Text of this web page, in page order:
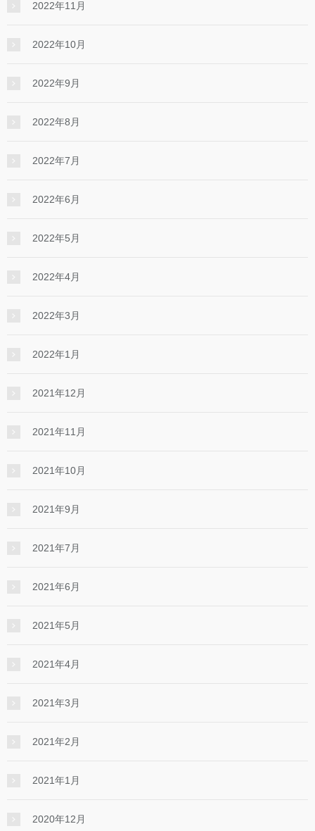
2022年11月
2022年10月
2022年9月
2022年8月
2022年7月
2022年6月
2022年5月
2022年4月
2022年3月
2022年1月
2021年12月
2021年11月
2021年10月
2021年9月
2021年7月
2021年6月
2021年5月
2021年4月
2021年3月
2021年2月
2021年1月
2020年12月